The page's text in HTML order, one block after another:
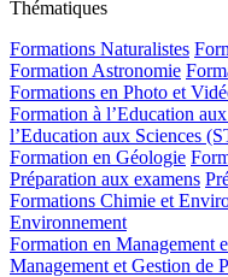
Thématiques
Formations Naturalistes
Formation Astronomie
Formations en Photo et
Formation à l’Education
l’Education aux Sciences
Formation en Géologie
Préparation aux examens
Formations Chimie et
Environnement
Formation en Management
Management et Gestion de